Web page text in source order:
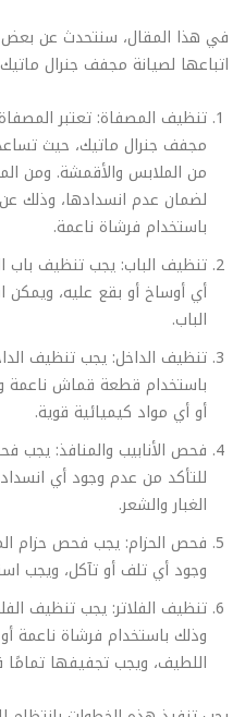
في هذا المقال، سنتحدث عن بعض
اتباعها لصيانة مجفف جنرال
تنظيف المصفاة: تعتبر
مجفف جنرال ماتيك، حيث
من الملابس والأقمشة. ومن
لضمان عدم انسدادها، وذلك عن
باستخدام فرشاة ناعمة.
تنظيف الباب: يجب تنظيف باب
أي أوساخ أو بقع عليه،
الباب.
تنظيف الداخل: يجب تنظيف
باستخدام قطعة قماش ناعمة
أو أي مواد كيميائية قوية.
فحص الأنابيب والمنافذ: يجب
للتأكد من عدم وجود أي
الغبار والشعر.
فحص الحزام: يجب فحص حزام
وجود أي تلف أو تآكل، ويجب
تنظيف الفلاتر: يجب تنظيف
وذلك باستخدام فرشاة ناعمة
اللطيف، ويجب تجفيفها